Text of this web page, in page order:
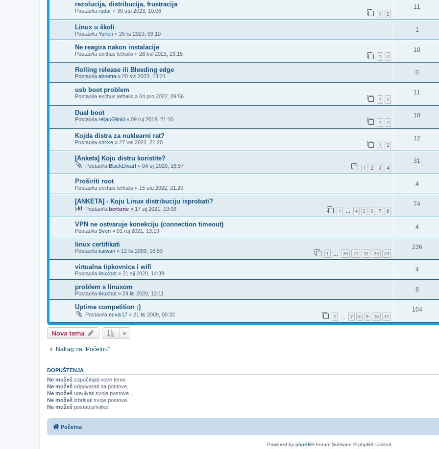
rezolucija, distribucija, frustracija
Postao/la rudar » 30 stu 2023, 10:06 1 2
11
Linux u školi
Postao/la Yorkin » 25 lis 2023, 09:10
1
Ne reagira nakon instalacije
Postao/la exithus lethalis » 28 kol 2023, 23:15 1 2
10
Rolling release ili Bleeding edge
Postao/la abnetta » 20 svi 2023, 13:21
0
usb boot problem
Postao/la exithus lethalis » 04 pro 2022, 09:56 1 2
11
Dual boot
Postao/la reljac69loki » 09 ruj 2018, 21:10 1 2
10
Kojda distra za nuklearni rat?
Postao/la shrike » 27 vel 2022, 21:20 1 2
12
[Anketa] Koju distru koristite?
Postao/la BlackDwarf » 04 sij 2020, 16:57 1 2 3 4
31
Proširiti root
Postao/la exithus lethalis » 15 stu 2022, 21:20
4
[ANKETA] - Koju Linux distribuciju isprobati?
Postao/la bertone » 17 sij 2021, 19:09 1 ... 4 5 6 7 8
74
VPN ne ostvaruje konekciju (connection timeout)
Postao/la Sven » 01 ruj 2021, 13:19
4
linux certifikati
Postao/la kaiwan » 12 lis 2009, 16:53 1 20 21 22 23 24
236
virtualna tipkovnica i wifi
Postao/la linuxbot » 21 sij 2020, 14:39
4
problem s linuxom
Postao/la linuxbot » 24 lis 2020, 12:11
8
Uptime competition ;)
Postao/la ecvis17 » 21 lis 2009, 00:32 1 ... 7 8 9 10 11
104
Nova tema
Natrag na “Početnu”
DOPUŠTENJA
Ne možeš započinjati nove teme.
Ne možeš odgovarati na postove.
Ne možeš uređivati svoje postove.
Ne možeš izbrisati svoje postove.
Ne možeš postati privitke.
Početna
Powered by phpBB® Forum Software © phpBB Limited